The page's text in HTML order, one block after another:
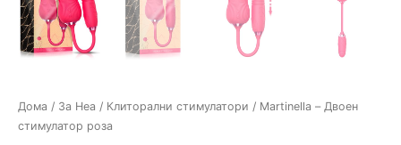
Дома / За Неа / Клиторални стимулатори / Martinella – Двоен
стимулатор роза